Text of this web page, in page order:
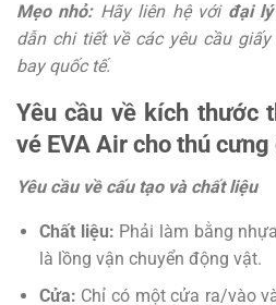
Mẹo nhỏ:Hãy liên hệ với đại
dẫn chi tiết về các yêu cầu
bay quốc tế.
Yêu cầu về kích thước
vé EVA Air cho thú
Yêu cầu về cấu tạo và chất liệu
Chất liệu: Phải làm bằng
là lồng vận chuyển động vật.
Cửa: Chỉ có một cửa ra/vào